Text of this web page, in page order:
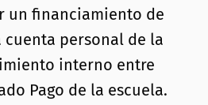
un financiamiento de
personal de la
interno entre
Pago de la escuela.